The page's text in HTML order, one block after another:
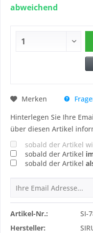
abweichend
Merken
Hinterlegen Sie Ihre
über diesen Artikel
sobald der Artikel
sobald der Artikel
sobald der Artikel
Artikel-Nr.:
SI-
Hersteller: